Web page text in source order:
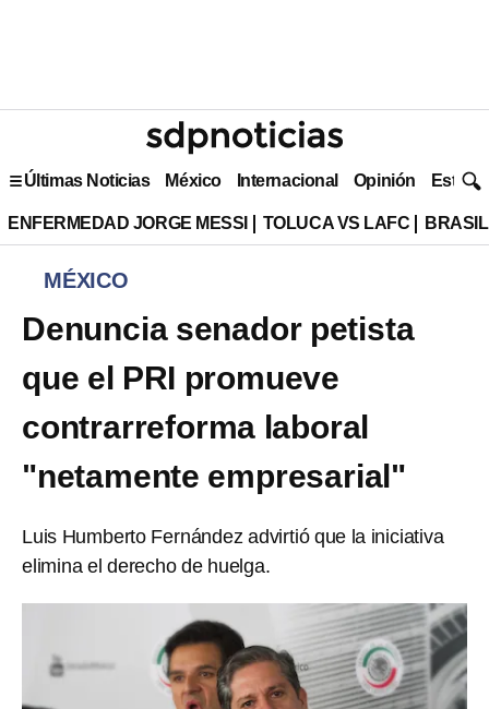
Últimas Noticias México Internacional Opinión Estilo
ENFERMEDAD JORGE MESSI TOLUCA VS LAFC
MÉXICO
Denuncia senador petista
que el PRI promueve
contrarreforma laboral
"netamente empresarial"
Luis Humberto Fernández advirtió que la iniciativa
elimina el derecho de huelga.